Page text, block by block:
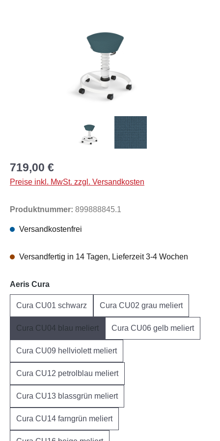
719,00 €
Preise inkl. MwSt. zzgl. Versandkosten
Produktnummer: 899888845.1
Versandkostenfrei
Versandfertig in 14 Tagen, Lieferzeit 3-4 Wochen
Aeris Cura
Cura CU01 schwarz Cura CU02 grau meliert
Cura CU04 blau meliert Cura CU06 gelb meliert
Cura CU09 hellviolett meliert
Cura CU12 petrolblau meliert
Cura CU13 blassgrün meliert
Cura CU14 farngrün meliert